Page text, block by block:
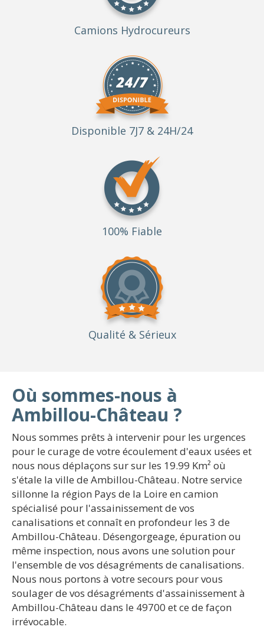
Camions Hydrocureurs
Disponible 7J7 & 24H/24
100% Fiable
Qualité & Sérieux
Où sommes-nous à
Ambillou-Château ?
Nous sommes prêts à intervenir pour les urgences
pour le curage de votre écoulement d'eaux usées et
nous nous déplaçons sur sur les 19.99 Km² où
s'étale la ville de Ambillou-Château. Notre service
sillonne la région Pays de la Loire en camion
spécialisé pour l'assainissement de vos
canalisations et connaît en profondeur les 3 de
Ambillou-Château. Désengorgeage, épuration ou
même inspection, nous avons une solution pour
l'ensemble de vos désagréments de canalisations.
Nous nous portons à votre secours pour vous
soulager de vos désagréments d'assainissement à
Ambillou-Château dans le 49700 et ce de façon
irrévocable.